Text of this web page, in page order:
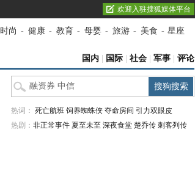
欢迎入驻搜狐媒体平台
时尚 - 健康 - 教育 - 母婴 - 旅游 - 美食 - 星座
国内 国际 社会 军事 评论
热词： 死亡航班 饲养蜘蛛侠 夺命房间 引力双眼皮
热剧： 非正常事件 夏至未至 深夜食堂 楚乔传 刺客列传